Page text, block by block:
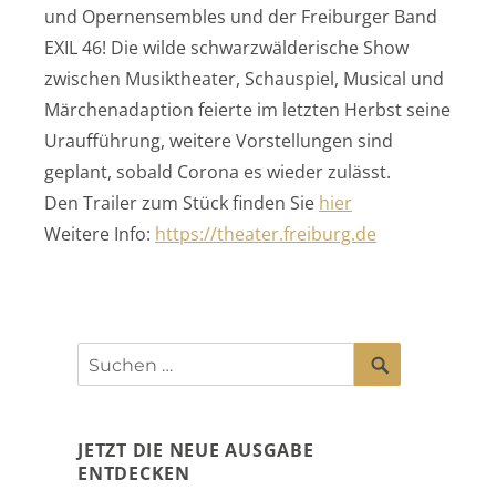
und Opernensembles und der Freiburger Band
EXIL 46! Die wilde schwarzwälderische Show
zwischen Musiktheater, Schauspiel, Musical und
Märchenadaption feierte im letzten Herbst seine
Uraufführung, weitere Vorstellungen sind
geplant, sobald Corona es wieder zulässt.
Den Trailer zum Stück finden Sie hier
Weitere Info: https://theater.freiburg.de
Suchen
nach:
SUCHEN
JETZT DIE NEUE AUSGABE
ENTDECKEN